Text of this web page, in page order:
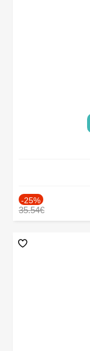
-25%
35.54€